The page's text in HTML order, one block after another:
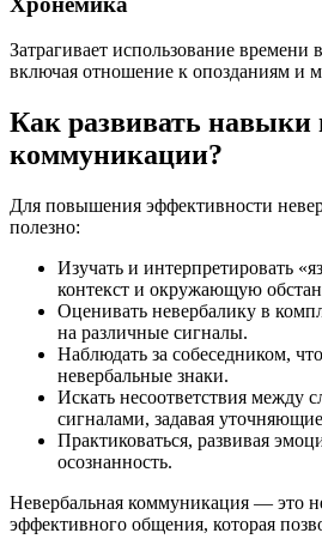
Затрагивает использование
включая отношение к опозданиям и
Как развивать навыки
коммуникации?
Для повышения эффективности
полезно:
Изучать и интерпретировать
контекст и окружающую
Оценивать невербалику в
на различные сигналы.
Наблюдать за собеседником,
невербальные знаки.
Искать несоответствия между
сигналами, задавая
Практиковаться, развивая
осознанность.
Невербальная коммуникация — это
эффективного общения, которая